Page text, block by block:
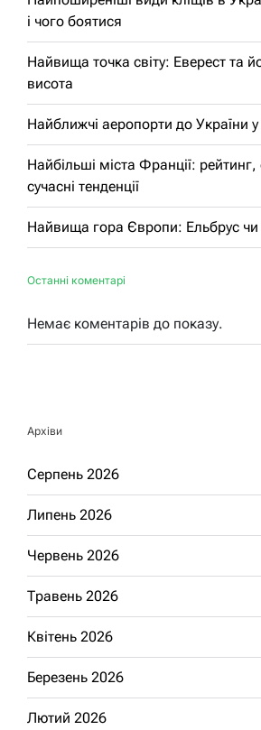
і чого боятися
Найвища точка світу: Еверест та
висота
Найближчі аеропорти до України у
Найбільші міста Франції: рейтинг,
сучасні тенденції
Найвища гора Європи: Ельбрус
Останні коментарі
Немає коментарів до показу.
Архіви
Серпень 2026
Липень 2026
Червень 2026
Травень 2026
Квітень 2026
Березень 2026
Лютий 2026